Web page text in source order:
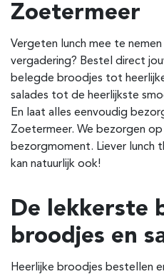
Zoetermeer
Vergeten lunch mee te
vergadering? Bestel direct
belegde broodjes tot
salades tot de heerlijkste
En laat alles eenvoudig
Zoetermeer. We bezorgen
bezorgmoment. Liever lunch
kan natuurlijk ook!
De lekkerste
broodjes en
Heerlijke broodjes bestellen